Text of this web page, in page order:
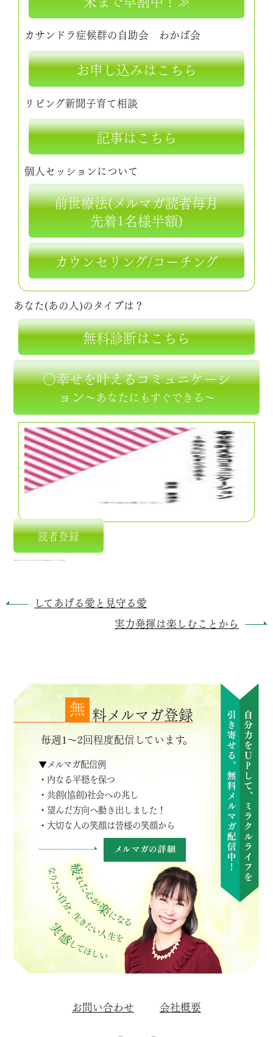
カサンドラ症候群の自助会 わかば会
お申し込みはこちら
リビング新聞子育て相談
記事はこちら
個人セッションについて
前世療法(メルマガ読者毎月
先着1名様半額)
カウンセリング/コーチング
あなた(あの人)のタイプは？
無料診断はこちら
○幸せを叶えるコミュニケーシ
ョン～あなたにもすぐできる～
読者登録
してあげる愛と見守る愛
実力発揮は楽しむことから
無 料メルマガ登録
毎週1～2回程度配信しています。
▼メルマガ配信例
・内なる平穏を保つ
・共創(協創)社会への兆し
・望んだ方向へ動き出しました！
・大切な人の笑顔は皆様の笑顔から
お問い合わせ 会社概要